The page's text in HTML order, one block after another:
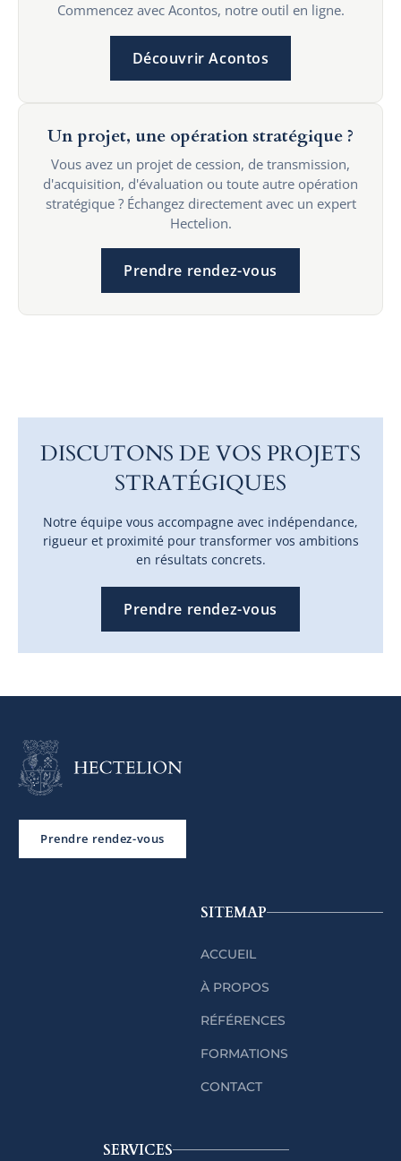
Commencez avec Acontos, notre outil en ligne.
Découvrir Acontos
Un projet, une opération stratégique ?
Vous avez un projet de cession, de transmission,
d'acquisition, d'évaluation ou toute autre opération
stratégique ? Échangez directement avec un expert
Hectelion.
Prendre rendez-vous
DISCUTONS DE VOS PROJETS
STRATÉGIQUES
Notre équipe vous accompagne avec indépendance,
rigueur et proximité pour transformer vos ambitions
en résultats concrets.
Prendre rendez-vous
Prendre rendez-vous
SITEMAP
ACCUEIL
À PROPOS
RÉFÉRENCES
FORMATIONS
CONTACT
SERVICES